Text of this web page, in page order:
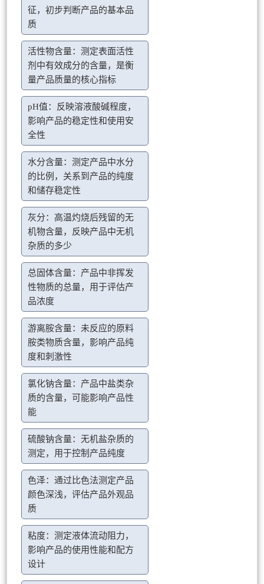
征，初步判断产品的基本品
质
活性物含量：测定表面活性
剂中有效成分的含量，是衡
量产品质量的核心指标
pH值：反映溶液酸碱程度，
影响产品的稳定性和使用安
全性
水分含量：测定产品中水分
的比例，关系到产品的纯度
和储存稳定性
灰分：高温灼烧后残留的无
机物含量，反映产品中无机
杂质的多少
总固体含量：产品中非挥发
性物质的总量，用于评估产
品浓度
游离胺含量：未反应的原料
胺类物质含量，影响产品纯
度和刺激性
氯化钠含量：产品中盐类杂
质的含量，可能影响产品性
能
硫酸钠含量：无机盐杂质的
测定，用于控制产品纯度
色泽：通过比色法测定产品
颜色深浅，评估产品外观品
质
粘度：测定液体流动阻力，
影响产品的使用性能和配方
设计